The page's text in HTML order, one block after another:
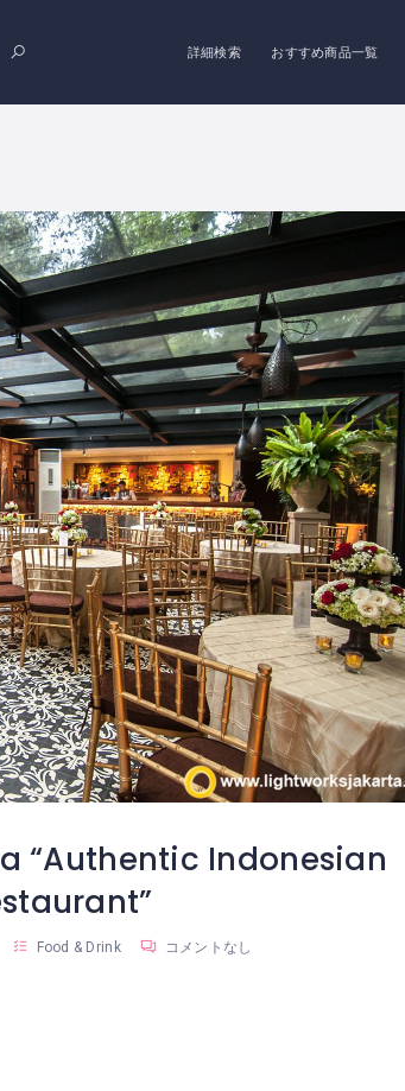
詳細検索 おすすめ商品一覧
“Authentic Indonesian
Food & Drink コメントなし